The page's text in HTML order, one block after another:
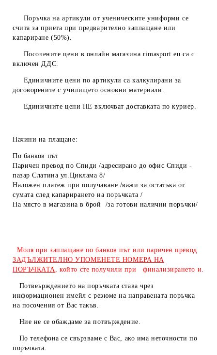
Поръчка на артикули от ученическите униформи се
счита за приета при предварително заплащане или
капариране (50%).
Посочените цени в онлайн магазина rimasport.eu са с
включен ДДС.
Единичните цени по артикули са калкулирани за
договорените с училището основни материали.
Единичните цени НЕвключват доставката по куриер.
Начини на плащане:
По банков път
Паричен превод по Спиди /адресирано до офис Спиди -
пазар Слатина ул.Циклама 8/
Наложен платеж при получаване /важи за остатъка от
сумата след капарирането на поръчката /
На място в магазина в брой /за готови налични поръчки/
Моля при заплащане по банков път или паричен превод
ЗАДЪЛЖИТЕЛНО УПОМЕНЕТЕ НОМЕРА НА
ПОРЪЧКАТА, който сте получили при финализирането и.
Потвеърждението на поръчката става чрез
информационен имейл с резюме на направената поръчка
на посочения от Вас такъв.
Ние не се обаждаме за потвърждение.
По телефона се свързваме с Вас, ако има неточности по
поръчката.